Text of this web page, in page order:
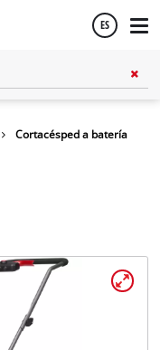
ES
Cortacésped a batería